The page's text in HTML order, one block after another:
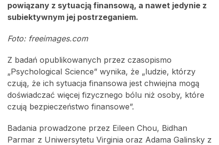
powiązany z sytuacją finansową, a nawet jedynie z
subiektywnym jej postrzeganiem.
Foto: freeimages.com
Z badań opublikowanych przez czasopismo
„Psychological Science” wynika, że „ludzie, którzy
czują, że ich sytuacja finansowa jest chwiejna mogą
doświadczać więcej fizycznego bólu niż osoby, które
czują bezpieczeństwo finansowe”.
Badania prowadzone przez Eileen Chou, Bidhan
Parmar z Uniwersytetu Virginia oraz Adama Galinsky z